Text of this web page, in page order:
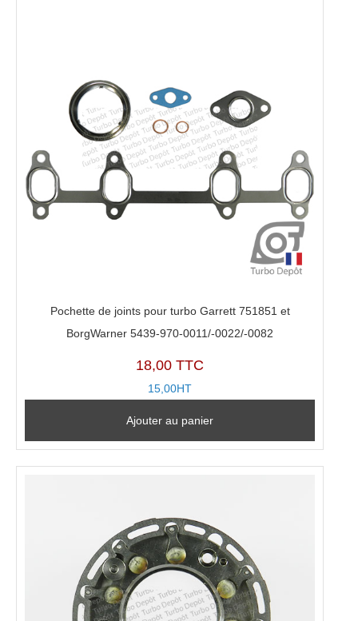
Pochette de joints pour turbo Garrett 751851 et
BorgWarner 5439-970-0011/-0022/-0082
18,00 TTC
15,00HT
Ajouter au panier